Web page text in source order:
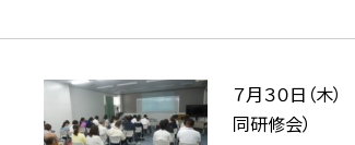
７月３０日（木
同研修会）